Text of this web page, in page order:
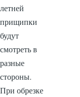
летней
прищипки
будут
смотреть в
разные
стороны.
При обрезке